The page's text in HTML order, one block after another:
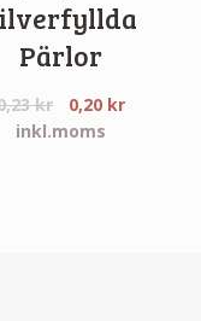
Pärlor
kr 0,20 kr
inkl.moms